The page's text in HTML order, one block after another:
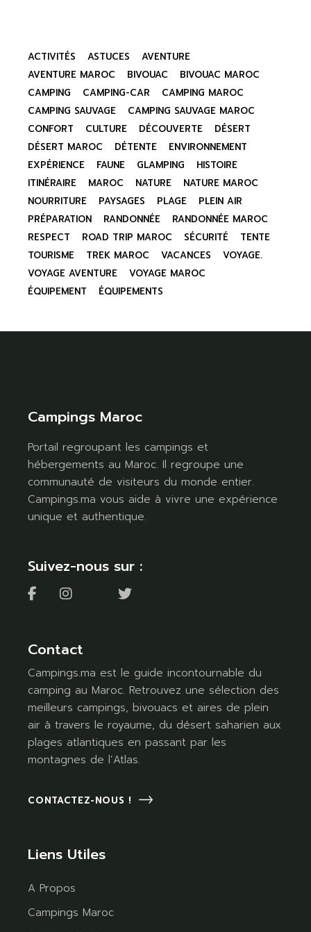
ACTIVITÉS ASTUCES
AVENTURE
AVENTURE MAROC
BIVOUAC
BIVOUAC MAROC
CAMPING
CAMPING-CAR
CAMPING MAROC
CAMPING SAUVAGE
CAMPING SAUVAGE MAROC
CONFORT
CULTURE DÉCOUVERTE
DÉSERT
DÉSERT MAROC
DÉTENTE
ENVIRONNEMENT
EXPÉRIENCE
FAUNE GLAMPING
HISTOIRE
ITINÉRAIRE
MAROC NATURE
NATURE MAROC
NOURRITURE
PAYSAGES PLAGE
PLEIN AIR
PRÉPARATION
RANDONNÉE
RANDONNÉE MAROC
RESPECT
ROAD TRIP MAROC SÉCURITÉ
TENTE
TOURISME
TREK MAROC VACANCES
VOYAGE.
VOYAGE AVENTURE
VOYAGE MAROC
ÉQUIPEMENT
ÉQUIPEMENTS
Campings Maroc
Portail regroupant les campings et
hébergements au Maroc. Il regroupe une
communauté de visiteurs du monde entier.
Campings.ma vous aide à vivre une expérience
unique et authentique.
Suivez-nous sur :
Contact
Campings.ma est le guide incontournable du
camping au Maroc. Retrouvez une sélection des
meilleurs campings, bivouacs et aires de plein
air à travers le royaume, du désert saharien aux
plages atlantiques en passant par les
montagnes de l’Atlas.
CONTACTEZ-NOUS !
Liens Utiles
A Propos
Campings Maroc